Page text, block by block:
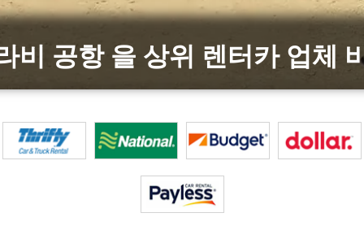
비 공항 을 상위 렌터카 업체